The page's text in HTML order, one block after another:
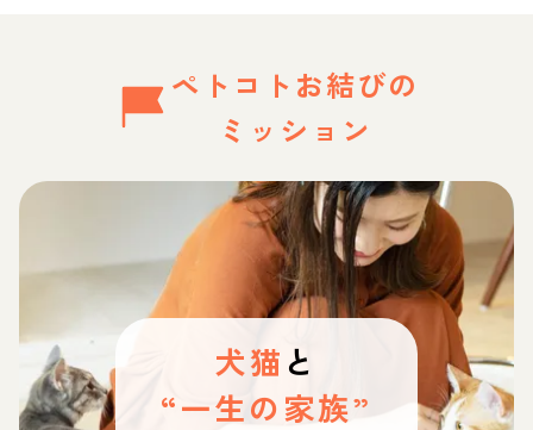
ペトコトお結びの
ミッション
犬猫 と
“一生の家族”